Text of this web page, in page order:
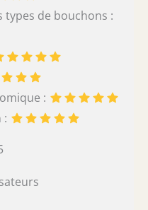
types de bouchons :
:
: